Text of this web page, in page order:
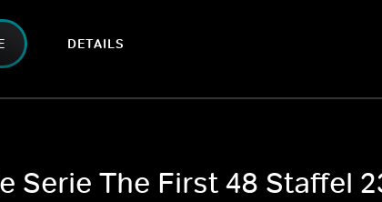
DETAILS
Serie The First 48 Staffel